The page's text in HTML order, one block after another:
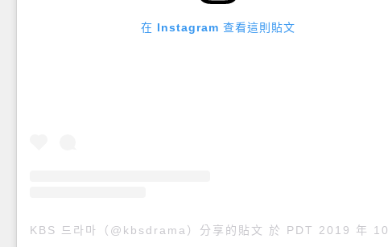
在 Instagram 查看這則貼文
KBS 드라마（@kbsdrama）分享的貼文 於 PDT 2019 年 10月 月 14 日 下午 7:13